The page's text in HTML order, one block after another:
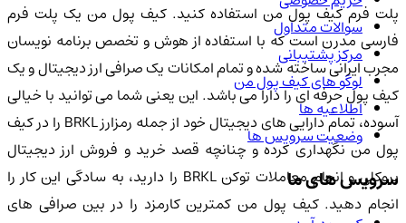
پلت فرم کیف پول من استفاده کنید. کیف پول من یک پلت فرم
فارسی مدرن است که با استفاده از هوش و تخصص برنامه نویسان
مجرب ایرانی ساخته شده و تمام امکانات یک صرافی ارز دیجیتال و یک
کیف پول حرفه ای را دارا می باشد. این یعنی شما می توانید با خیالی
آسوده، تمام دارایی های دیجیتال خود از جمله رمزارز BRKL را در کیف
پول من نگهداری کرده و چنانچه قصد خرید و فروش ارز دیجیتال
بروکلی و انجام معاملات توکن BRKL را دارید، به سادگی این کار را
انجام دهید. کیف پول من کمترین کارمزد را در بین صرافی های
سوالات متداول
مرکز پشتیبانی
لوگو های کیف پول من
اطلاعیه ها
وضعیت سرویس ها
سرویس های ما